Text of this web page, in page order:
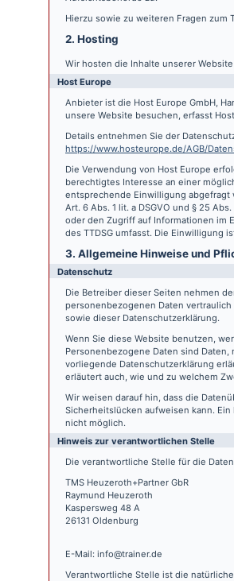
Hierzu sowie zu weiteren Fragen zum
2. Hosting
Wir hosten die Inhalte unserer
Host Europe
Anbieter ist die Host Europe GmbH,
unsere Website besuchen, erfasst
Details entnehmen Sie der
https://www.hosteurope.de/AGB/
Die Verwendung von Host Europe
berechtigtes Interesse an einer
entsprechende Einwilligung abgefragt
Art. 6 Abs. 1 lit. a DSGVO und § 25
oder den Zugriff auf Informationen im
des TTDSG umfasst. Die Einwilligung
3. Allgemeine Hinweise und
Datenschutz
Die Betreiber dieser Seiten nehmen
personenbezogenen Daten
sowie dieser Datenschutzerklärung.
Wenn Sie diese Website benutzen,
Personenbezogene Daten sind
vorliegende Datenschutzerklärung
erläutert auch, wie und zu welchem
Wir weisen darauf hin, dass die
Sicherheitslücken aufweisen kann.
nicht möglich.
Hinweis zur verantwortlichen Stelle
Die verantwortliche Stelle für die
TMS Heuzeroth+Partner GbR
Raymund Heuzeroth
Kaspersweg 48 A
26131 Oldenburg
E-Mail: info@trainer.de
Verantwortliche Stelle ist die